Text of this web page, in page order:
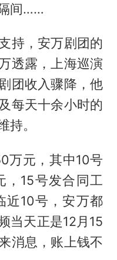
间……
持，安万剧团的
透露，上海巡演
团收入骤降，他
每天十余小时的
持。
万元，其中10号
，15号发合同工
近10号，安万都
当天正是12月15
消息，账上钱不